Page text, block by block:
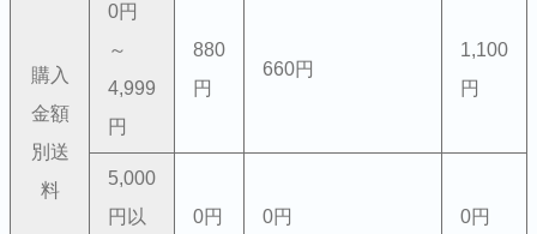
購入
金額
別送
料
0円
～
4,999
円
880
円
660円
1,100
円
5,000
円以
0円 0円 0円